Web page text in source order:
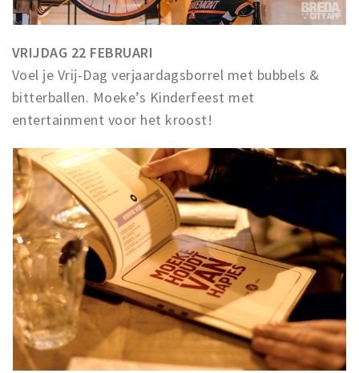
VRIJDAG 22 FEBRUARI
Voel je Vrij-Dag verjaardagsborrel met bubbels &
bitterballen. Moeke’s Kinderfeest met
entertainment voor het kroost!